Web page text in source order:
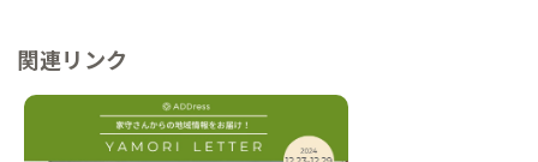
ん） ・虎屋うどん：徒歩2分（オープンテラス席でペットと一緒
（うどん県香川らしいセルフうどん） 遅くまでやっているお店
・Don’t tell Mama/ドンテルママ：徒歩2分（たくさんの種類の
関連リンク